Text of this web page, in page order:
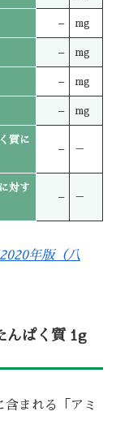
– mg
– mg
– mg
– mg
質に
– －
対す
– －
年版（八
んぱく質 1g
まれる「アミ